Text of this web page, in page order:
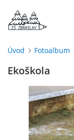
ŠKOLNÍ ROK
Úvod Fotoalbum
Ekoškola